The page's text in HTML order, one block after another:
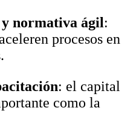
normativa ágil:
procesos en
: el capital
como la